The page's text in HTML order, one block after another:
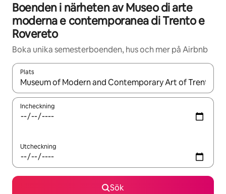
Boenden i närheten av Museo di arte
moderna e contemporanea di Trento e
Rovereto
Boka unika semesterboenden, hus och mer på Airbnb
Plats
När resultaten är tillgängliga kan du navigera med upp- och
Incheckning
Utcheckning
Sök